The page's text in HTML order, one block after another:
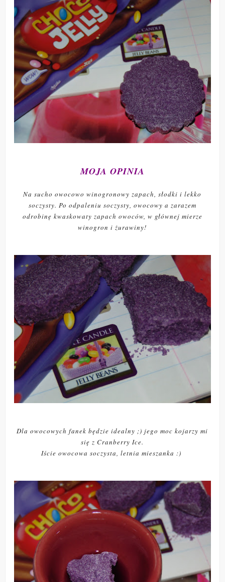
MOJA OPINIA
Na sucho owocowo winogronowy zapach, słodki i lekko
soczysty. Po odpaleniu soczysty, owocowy a zarazem
odrobinę kwaskowaty zapach owoców, w głównej mierze
winogron i żurawiny!
Dla owocowych fanek będzie idealny ;) jego moc kojarzy mi
się z Cranberry Ice.
Iście owocowa soczysta, letnia mieszanka :)